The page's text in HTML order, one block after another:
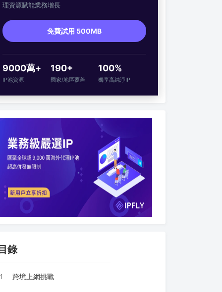
理資源賦能業務增長
免費試用 500MB
9000萬+
IP池資源
190+
國家/地區覆蓋
100%
獨享高純淨IP
錄
1 跨境上網挑戰